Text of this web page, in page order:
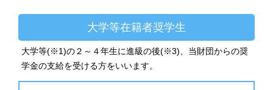
大学等在籍者奨学生
大学等(※1)の２～４年生に進級の後(※3)、当財団からの奨
学金の支給を受ける方をいいます。